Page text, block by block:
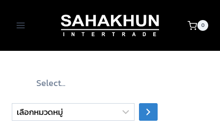
content
0
เลือก
หมวด